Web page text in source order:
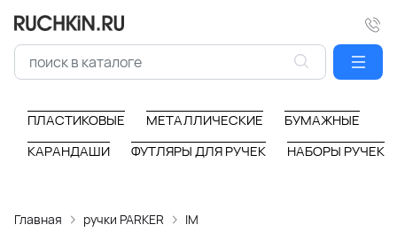
ПЛАСТИКОВЫЕ МЕТАЛЛИЧЕСКИЕ
БУМАЖНЫЕ
КАРАНДАШИ
ФУТЛЯРЫ ДЛЯ РУЧЕК НАБОРЫ РУЧЕК
Главная ручки PARKER IM